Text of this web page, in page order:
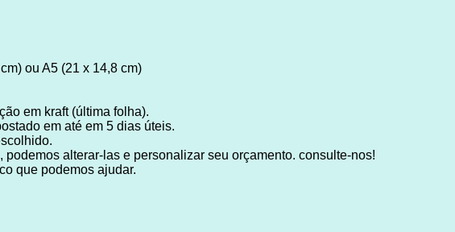
ou A5 (21 x 14,8 cm)
em kraft (última folha).
em até em 5 dias úteis.
alterar-las e personalizar seu orçamento. consulte-nos!
que podemos ajudar.